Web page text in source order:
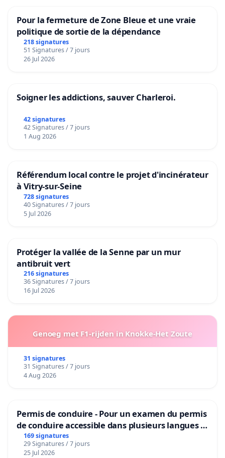
Pour la fermeture de Zone Bleue et une vraie
politique de sortie de la dépendance
218 signatures
51 Signatures / 7 jours
26 Jul 2026
Soigner les addictions, sauver Charleroi.
42 signatures
42 Signatures / 7 jours
1 Aug 2026
Référendum local contre le projet d'incinérateur
à Vitry-sur-Seine
728 signatures
40 Signatures / 7 jours
5 Jul 2026
Protéger la vallée de la Senne par un mur
antibruit vert
216 signatures
36 Signatures / 7 jours
16 Jul 2026
Genoeg met F1-rijden in Knokke-Het Zoute
31 signatures
31 Signatures / 7 jours
4 Aug 2026
Permis de conduire - Pour un examen du permis
de conduire accessible dans plusieurs langues à
Bruxelles
169 signatures
29 Signatures / 7 jours
25 Jul 2026